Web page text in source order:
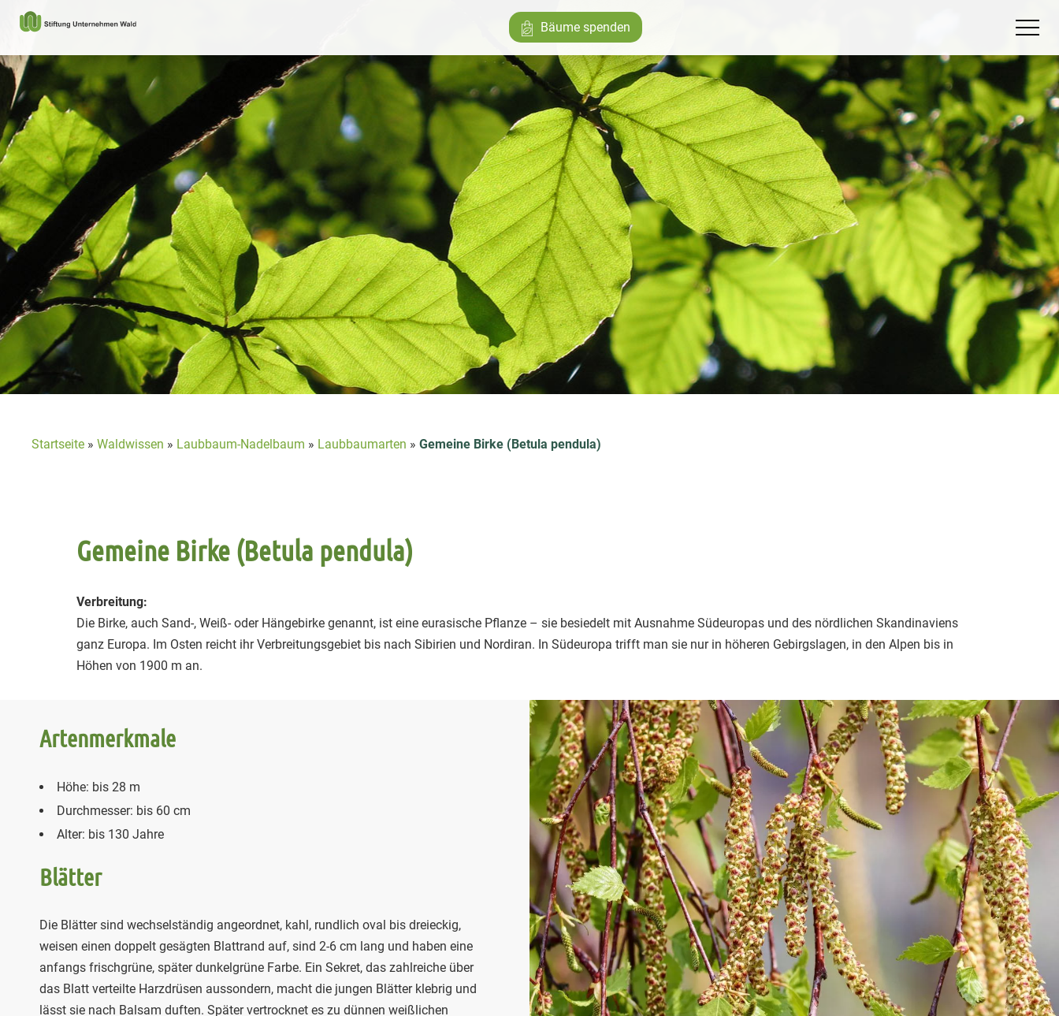
Bäume spenden
Startseite »Waldwissen » Laubbaum-Nadelbaum » Laubbaumarten »Gemeine Birke (Betula pendula)
Gemeine Birke (Betula pendula)
Verbreitung:
Die Birke, auch Sand-, Weiß- oder Hängebirke genannt, ist eine eurasische Pflanze – sie besiedelt mit Ausnahme Südeuropas und des nördlichen Skandinaviens
ganz Europa. Im Osten reicht ihr Verbreitungsgebiet bis nach Sibirien und Nordiran. In Südeuropa trifft man sie nur in höheren Gebirgslagen, in den Alpen bis in
Höhen von 1900 m an.
Artenmerkmale
Höhe: bis 28 m
Durchmesser: bis 60 cm
Alter: bis 130 Jahre
Blätter
Die Blätter sind wechselständig angeordnet, kahl, rundlich oval bis dreieckig,
weisen einen doppelt gesägten Blattrand auf, sind 2-6 cm lang und haben eine
anfangs frischgrüne, später dunkelgrüne Farbe. Ein Sekret, das zahlreiche über
das Blatt verteilte Harzdrüsen aussondern, macht die jungen Blätter klebrig und
lässt sie nach Balsam duften. Später vertrocknet es zu dünnen weißlichen